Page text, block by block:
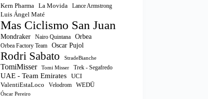
Kern Pharma La Movida Lance Armstrong
Luis Ángel Maté
Mas Ciclismo San Juan
Mondraker Nairo Quintana Orbea
Orbea Factory Team Oscar Pujol
Rodri Sabato StradeBianche
TomiMisser Tomi Misser Trek - Segafredo
UAE - Team Emirates
UCI
ValentiEstaLoco
Velodrom WEDŪ
Óscar Pereiro